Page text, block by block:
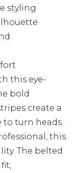
styling
this eye-
bold
create a
to turn heads.
this
The belted